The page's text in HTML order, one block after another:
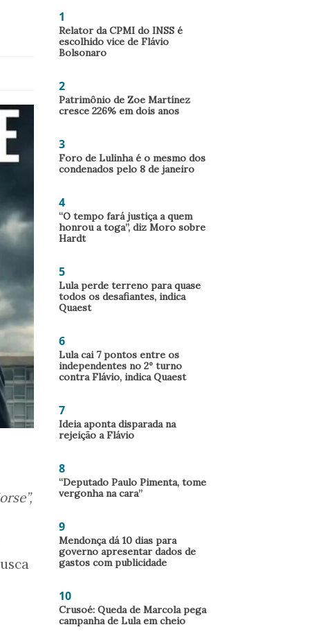
1
Relator da CPMI do INSS é
escolhido vice de Flávio
Bolsonaro
2
Patrimônio de Zoe Martínez
cresce 226% em dois anos
3
Foro de Lulinha é o mesmo dos
condenados pelo 8 de janeiro
4
“O tempo fará justiça a quem
honrou a toga”, diz Moro sobre
Hardt
5
Lula perde terreno para quase
todos os desafiantes, indica
Quaest
6
Lula cai 7 pontos entre os
independentes no 2º turno
contra Flávio, indica Quaest
7
Ideia aponta disparada na
rejeição a Flávio
8
“Deputado Paulo Pimenta, tome
vergonha na cara”
9
Mendonça dá 10 dias para
governo apresentar dados de
gastos com publicidade
10
Crusoé: Queda de Marcola pega
campanha de Lula em cheio